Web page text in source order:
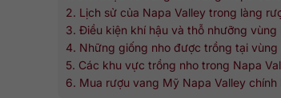
2. Lịch sử của Napa Valley trong làng
3. Điều kiện khí hậu và thỗ nhưỡng vùng
4. Những giống nho được trồng tại vùng
5. Các khu vực trồng nho trong Napa
6. Mua rượu vang Mỹ Napa Valley chính